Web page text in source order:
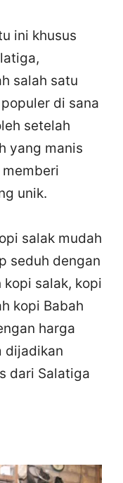
ini khusus
salah satu
di sana
setelah
yang manis
unik.
salak mudah
seduh dengan
kopi salak, kopi
kopi Babah
harga
dijadikan
dari Salatiga